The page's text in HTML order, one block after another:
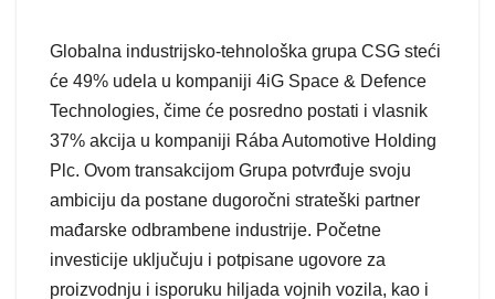
Globalna industrijsko-tehnološka grupa CSG steći
će 49% udela u kompaniji 4iG Space & Defence
Technologies, čime će posredno postati i vlasnik
37% akcija u kompaniji Rába Automotive Holding
Plc. Ovom transakcijom Grupa potvrđuje svoju
ambiciju da postane dugoročni strateški partner
mađarske odbrambene industrije. Početne
investicije uključuju i potpisane ugovore za
proizvodnju i isporuku hiljada vojnih vozila, kao i